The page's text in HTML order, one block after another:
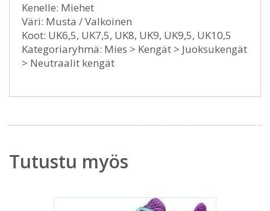
Kenelle: Miehet
Väri: Musta / Valkoinen
Koot: UK6,5, UK7,5, UK8, UK9, UK9,5, UK10,5
Kategoriaryhmä: Mies > Kengät > Juoksukengät
> Neutraalit kengät
Tutustu myös